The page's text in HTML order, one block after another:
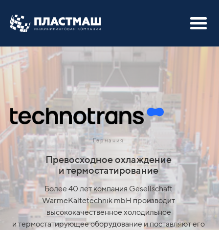
Германия
Превосходное охлаждение
итермостатирование
Более 40 лет компания Gesellschaft
WärmeKältetechnik mbH производит
высококачественное холодильное
и термостатирующее оборудование ипоставляют его